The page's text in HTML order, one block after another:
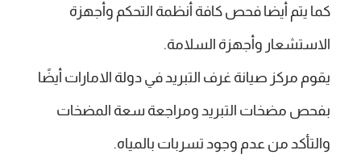
كما يتم أيضا فحص كافة أنظمة التحكم وأجهزة
الاستشعار وأجهزة السلامة.
يقوم مركز صيانة غرف التبريد في دولة الامارات أيضًا
بفحص مضخات التبريد ومراجعة سعة المضخات
والتأكد من عدم وجود تسربات بالمياه.